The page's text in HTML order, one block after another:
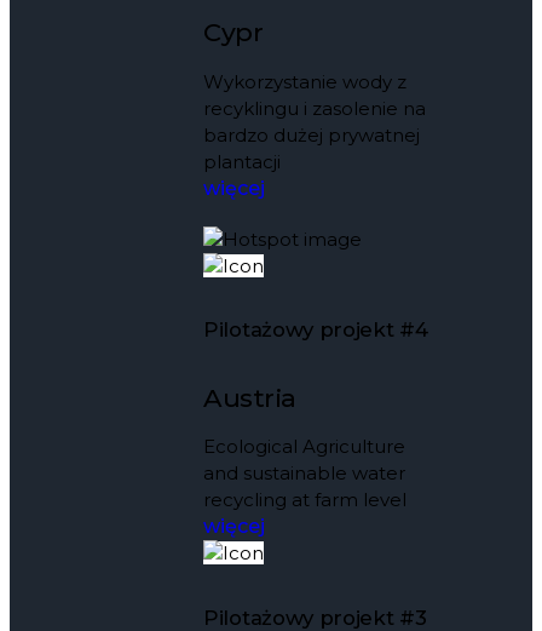
Cypr
Wykorzystanie wody z
recyklingu i zasolenie na
bardzo dużej prywatnej
plantacji
więcej
Pilotażowy projekt #4
Austria
Ecological Agriculture
and sustainable water
recycling at farm level
więcej
Pilotażowy projekt #3